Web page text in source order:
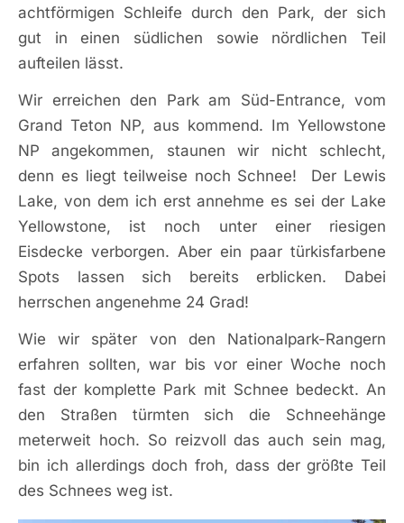
achtförmigen Schleife durch den Park, der sich
gut in einen südlichen sowie nördlichen Teil
aufteilen lässt.
Wir erreichen den Park am Süd-Entrance, vom
Grand Teton NP, aus kommend. Im Yellowstone
NP angekommen, staunen wir nicht schlecht,
denn es liegt teilweise noch Schnee! Der Lewis
Lake, von dem ich erst annehme es sei der Lake
Yellowstone, ist noch unter einer riesigen
Eisdecke verborgen. Aber ein paar türkisfarbene
Spots lassen sich bereits erblicken. Dabei
herrschen angenehme 24 Grad!
Wie wir später von den Nationalpark-Rangern
erfahren sollten, war bis vor einer Woche noch
fast der komplette Park mit Schnee bedeckt. An
den Straßen türmten sich die Schneehänge
meterweit hoch. So reizvoll das auch sein mag,
bin ich allerdings doch froh, dass der größte Teil
des Schnees weg ist.